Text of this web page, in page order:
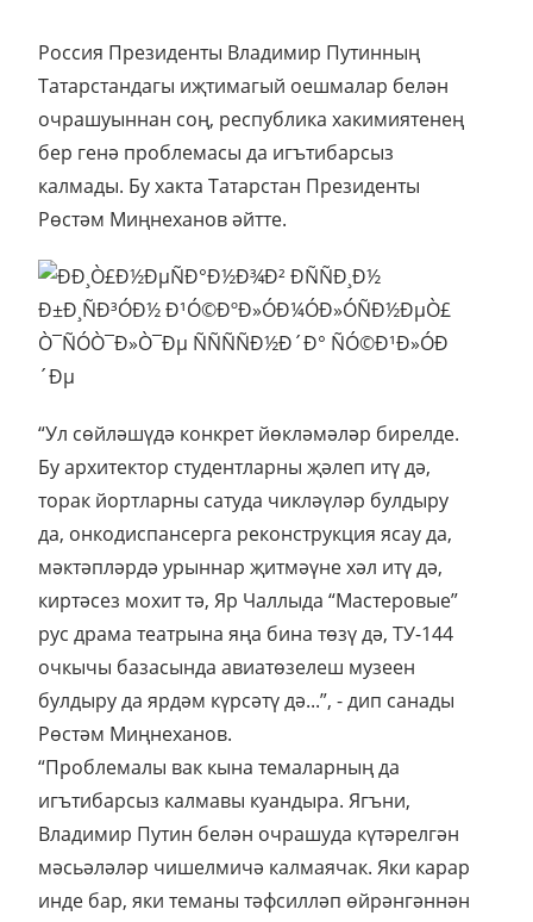
Россия Президенты Владимир Путинның
Татарстандагы иҗтимагый оешмалар белән
очрашуыннан соң, республика хакимиятенең
бер генә проблемасы да игътибарсыз
калмады. Бу хакта Татарстан Президенты
Рөстәм Миңнеханов әйтте.
“Ул сөйләшүдә конкрет йөкләмәләр бирелде.
Бу архитектор студентларны җәлеп итү дә,
торак йортларны сатуда чикләүләр булдыру
да, онкодиспансерга реконструкция ясау да,
мәктәпләрдә урыннар җитмәүне хәл итү дә,
киртәсез мохит тә, Яр Чаллыда “Мастеровые”
рус драма театрына яңа бина төзү дә, ТУ-144
очкычы базасында авиатөзелеш музеен
булдыру да ярдәм күрсәтү дә...”, - дип санады
Рөстәм Миңнеханов.
“Проблемалы вак кына темаларның да
игътибарсыз калмавы куандыра. Ягъни,
Владимир Путин белән очрашуда күтәрелгән
мәсьәләләр чишелмичә калмаячак. Яки карар
инде бар, яки теманы тәфсилләп өйрәнгәннән